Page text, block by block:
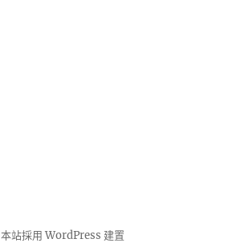
本站採用 WordPress 建置